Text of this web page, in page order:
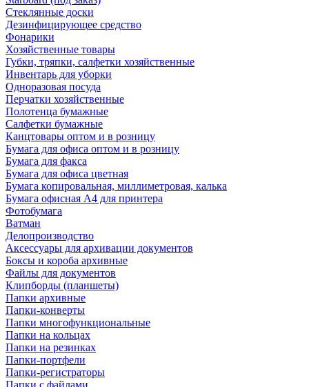
Стеклянные доски
Дезинфицирующее средство
Фонарики
Хозяйственные товары
Губки, тряпки, салфетки хозяйственные
Инвентарь для уборки
Одноразовая посуда
Перчатки хозяйственные
Полотенца бумажные
Салфетки бумажные
Канцтовары оптом и в розницу
Бумага для офиса оптом и в розницу
Бумага для факса
Бумага для офиса цветная
Бумага копировальная, миллиметровая, калька
Бумага офисная А4 для принтера
Фотобумага
Ватман
Делопроизводство
Аксессуары для архивации документов
Боксы и короба архивные
Файлы для документов
Клипборды (планшеты)
Папки архивные
Папки-конверты
Папки многофункциональные
Папки на кольцах
Папки на резинках
Папки-портфели
Папки-регистраторы
Папки с файлами